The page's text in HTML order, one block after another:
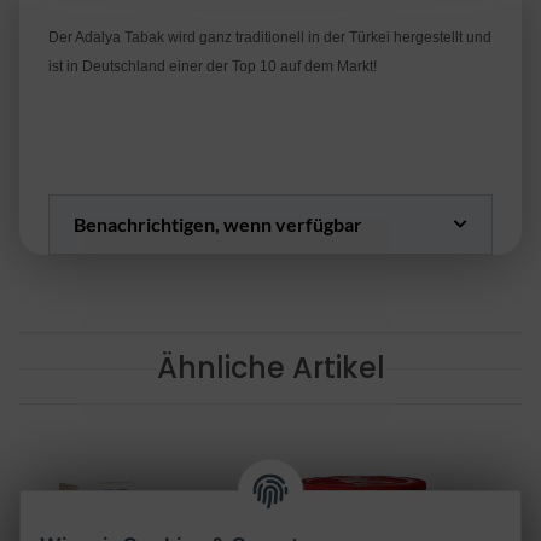
Der Adalya Tabak wird ganz traditionell in der Türkei hergestellt und
ist in Deutschland einer der Top 10 auf dem Markt!
Benachrichtigen, wenn verfügbar
Ähnliche Artikel